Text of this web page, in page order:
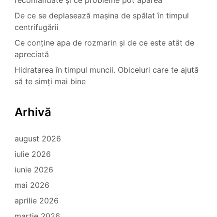
De ce se deplasează mașina de spălat în timpul
centrifugării
Ce conține apa de rozmarin și de ce este atât de
apreciată
Hidratarea în timpul muncii. Obiceiuri care te ajută
să te simți mai bine
Arhivă
august 2026
iulie 2026
iunie 2026
mai 2026
aprilie 2026